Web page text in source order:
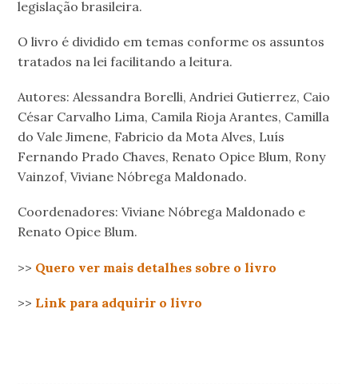
legislação brasileira.
O livro é dividido em temas conforme os assuntos
tratados na lei facilitando a leitura.
Autores: Alessandra Borelli, Andriei Gutierrez, Caio
César Carvalho Lima, Camila Rioja Arantes, Camilla
do Vale Jimene, Fabricio da Mota Alves, Luís
Fernando Prado Chaves, Renato Opice Blum, Rony
Vainzof, Viviane Nóbrega Maldonado.
Coordenadores: Viviane Nóbrega Maldonado e
Renato Opice Blum.
>> Quero ver mais detalhes sobre o livro
>> Link para adquirir o livro